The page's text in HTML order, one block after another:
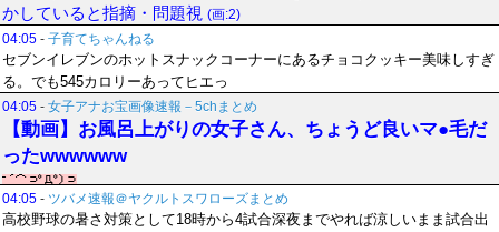
かしていると指摘・問題視 (画:2)
04:05 - 子育てちゃんねる
セブンイレブンのホットスナックコーナーにあるチョコクッキー美味しすぎ
る。でも545カロリーあってヒエっ
04:05 - 女子アナお宝画像速報－5chまとめ
【動画】お風呂上がりの女子さん、ちょうど良いマ●毛だ
ったwwwwww
04:05 - ツバメ速報＠ヤクルトスワローズまとめ
高校野球の暑さ対策として18時から4試合深夜までやれば涼しいまま試合出